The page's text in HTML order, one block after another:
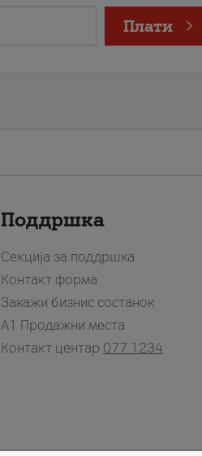
Плати
Поддршка
Секција за поддршка
Контакт форма
Закажи бизнис состанок
A1 Продажни места
Контакт центар 077 1234